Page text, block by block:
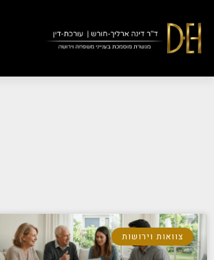
צוואות וירושות